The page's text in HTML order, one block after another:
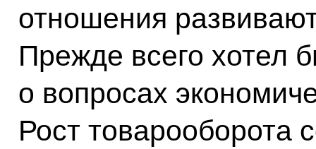
отношения
Прежде всего хотел
о вопросах
Рост товарооборота